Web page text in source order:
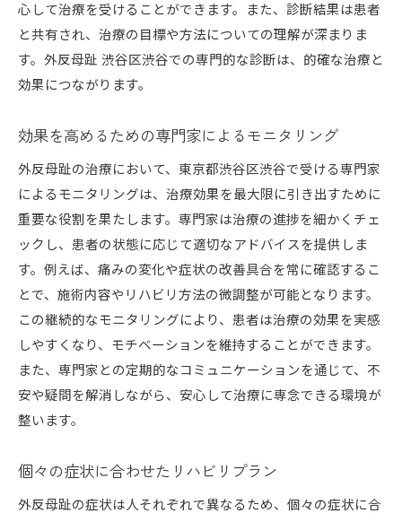
心して治療を受けることができます。また、診断結果は患者
と共有され、治療の目標や方法についての理解が深まりま
す。外反母趾 渋谷区渋谷での専門的な診断は、的確な治療と
効果につながります。
効果を高めるための専門家によるモニタリング
外反母趾の治療において、東京都渋谷区渋谷で受ける専門家
によるモニタリングは、治療効果を最大限に引き出すために
重要な役割を果たします。専門家は治療の進捗を細かくチェ
ックし、患者の状態に応じて適切なアドバイスを提供しま
す。例えば、痛みの変化や症状の改善具合を常に確認するこ
とで、施術内容やリハビリ方法の微調整が可能となります。
この継続的なモニタリングにより、患者は治療の効果を実感
しやすくなり、モチベーションを維持することができます。
また、専門家との定期的なコミュニケーションを通じて、不
安や疑問を解消しながら、安心して治療に専念できる環境が
整います。
個々の症状に合わせたリハビリプラン
外反母趾の症状は人それぞれで異なるため、個々の症状に合